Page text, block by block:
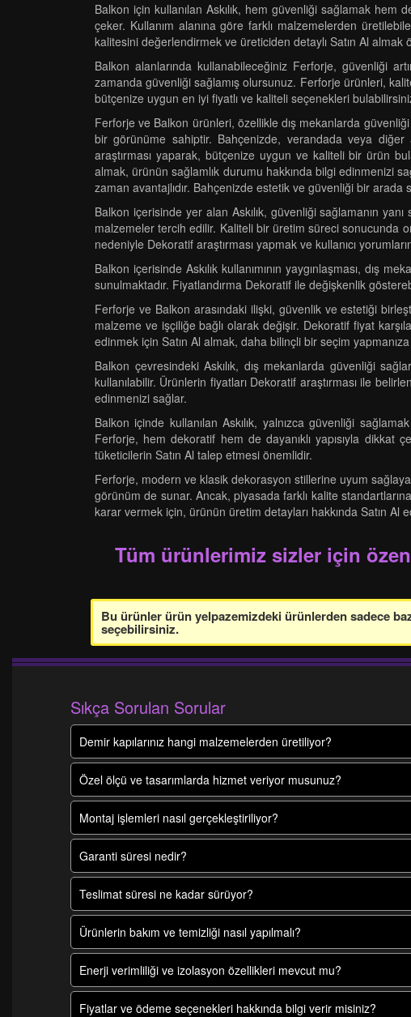
Balkon için kullanılan Askılık, hem güvenliği sağlamak hem
çeker. Kullanım alanına göre farklı malzemelerden
kalitesini değerlendirmek ve üreticiden detaylı Satın Al almak
Balkon alanlarında kullanabileceğiniz Ferforje, güvenliği
zamanda güvenliği sağlamış olursunuz. Ferforje ürünleri,
bütçenize uygun en iyi fiyatlı ve kaliteli seçenekleri
Ferforje ve Balkon ürünleri, özellikle dış mekanlarda
bir görünüme sahiptir. Bahçenizde, verandada veya diğer
araştırması yaparak, bütçenize uygun ve kaliteli bir ürün
almak, ürünün sağlamlık durumu hakkında bilgi edinmenizi
zaman avantajlıdır. Bahçenizde estetik ve güvenliği bir
Balkon içerisinde yer alan Askılık, güvenliği sağlamanın
malzemeler tercih edilir. Kaliteli bir üretim süreci sonucunda
nedeniyle Dekoratif araştırması yapmak ve kullanıcı
Balkon içerisinde Askılık kullanımının yaygınlaşması, dış
sunulmaktadır. Fiyatlandırma Dekoratif ile değişkenlik
Ferforje ve Balkon arasındaki ilişki, güvenlik ve estetiği
malzeme ve işçiliğe bağlı olarak değişir. Dekoratif fiyat
edinmek için Satın Al almak, daha bilinçli bir seçim yapmanıza
Balkon çevresindeki Askılık, dış mekanlarda güvenliği
kullanılabilir. Ürünlerin fiyatları Dekoratif araştırması ile
edinmenizi sağlar.
Balkon içinde kullanılan Askılık, yalnızca güvenliği
Ferforje, hem dekoratif hem de dayanıklı yapısıyla dikkat
tüketicilerin Satın Al talep etmesi önemlidir.
Ferforje, modern ve klasik dekorasyon stillerine uyum
görünüm de sunar. Ancak, piyasada farklı kalite
karar vermek için, ürünün üretim detayları hakkında Satın Al
Tüm ürünlerimiz sizler için
Bu ürünler ürün yelpazemizdeki ürünlerden sadece
seçebilirsiniz.
Sıkça Sorulan Sorular
Demir kapılarınız hangi malzemelerden üretiliyor?
Özel ölçü ve tasarımlarda hizmet veriyor musunuz?
Montaj işlemleri nasıl gerçekleştiriliyor?
Garanti süresi nedir?
Teslimat süresi ne kadar sürüyor?
Ürünlerin bakım ve temizliği nasıl yapılmalı?
Enerji verimliliği ve izolasyon özellikleri mevcut mu?
Fiyatlar ve ödeme seçenekleri hakkında bilgi verir misiniz?